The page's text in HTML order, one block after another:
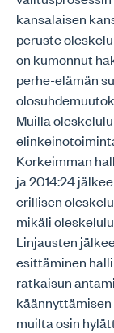
kansalaisen
peruste
on kumonnut
perhe-elämän
Muilla
Korkeimman
ja 2014:24
erillisen
mikäli
Linjausten
esittäminen
ratkaisun
muilta osin